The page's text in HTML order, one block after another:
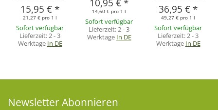
15,95 € *
21,27 € pro 1 l
Sofort verfügbar
Lieferzeit:2 - 3
Werktage In DE
10,95 € *
14,60 € pro 1 l
Sofort verfügbar
Lieferzeit:2 - 3
Werktage In DE
36,95 € *
49,27 € pro 1 l
Sofort verfügbar
Lieferzeit:2 - 3
Werktage In DE
Newsletter Abonnieren